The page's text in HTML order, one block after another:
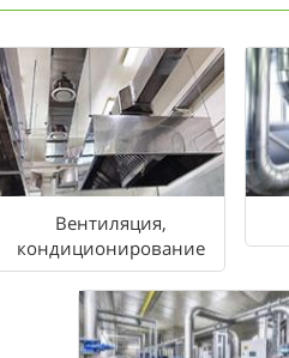
Вентиляция,
кондиционирование